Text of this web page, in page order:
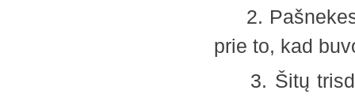
2.
prie to, kad
3. Šitų